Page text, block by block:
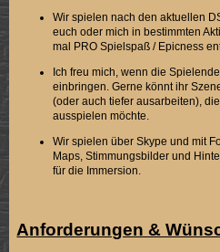
Wir spielen nach den aktuellen
euch oder mich in bestimmten
mal PRO Spielspaß / Epicness
Ich freu mich, wenn die
einbringen. Gerne könnt ihr
(oder auch tiefer ausarbeiten),
ausspielen möchte.
Wir spielen über Skype und mit
Maps, Stimmungsbilder und
für die Immersion.
Anforderungen &